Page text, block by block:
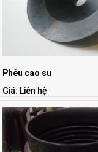
Phễu cao su
Giá: Liên hệ